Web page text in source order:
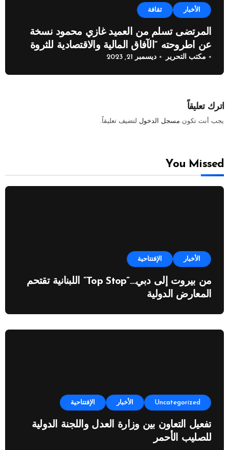
الأخبار ثقافة
المرتضى تسلم من العميد غازي محمود نسخة
عن اطروحته “الآفاق المالية والاقتصادية للثروة
النفطية”
مكتب التحرير ديسمبر 21, 2023
اترك تعليقاً
يجب أنت تكون مسجل الدخول لتضيف تعليقاً.
You Missed
الأخبار الإفتتاحية
من بيروت إلى دبي…”Top Stop” اللبنانية تقتحم
المعارض الدولية
Uncategorized الأخبار الإفتتاحية
تفعيل التعاون بين وزارة العدل واللجنة الدولية
للصليب الأحمر